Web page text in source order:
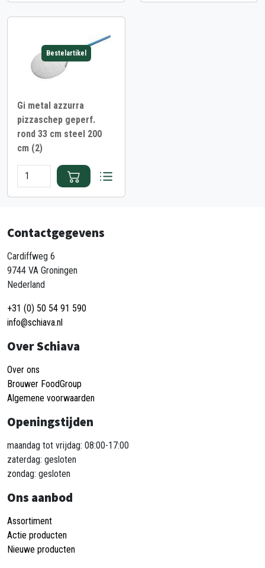
Bestelartikel
Gi metal azzurra
pizzaschep geperf.
rond 33 cm steel 200
cm (2)
Contactgegevens
Cardiffweg 6
9744 VA Groningen
Nederland
+31 (0) 50 54 91 590
info@schiava.nl
Over Schiava
Over ons
Brouwer FoodGroup
Algemene voorwaarden
Openingstijden
maandag tot vrijdag: 08:00-17:00
zaterdag: gesloten
zondag: gesloten
Ons aanbod
Assortiment
Actie producten
Nieuwe producten